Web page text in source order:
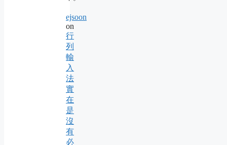
ejsoon
on
行
列
輸
入
法
實
在
是
沒
有
必